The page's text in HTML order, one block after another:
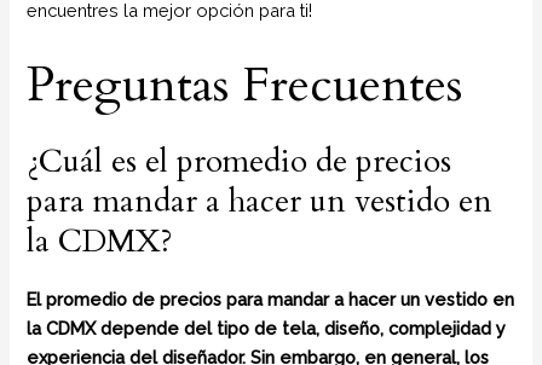
encuentres la mejor opción para ti!
Preguntas Frecuentes
¿Cuál es el promedio de precios
para mandar a hacer un vestido en
la CDMX?
El promedio de precios para mandar a hacer un vestido en
la CDMX depende del tipo de tela, diseño, complejidad y
experiencia del diseñador. Sin embargo, en general, los